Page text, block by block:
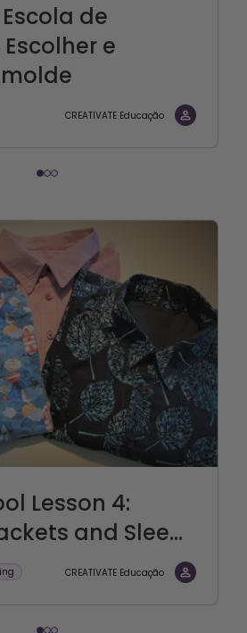
de
e
CREATIVATE Educação
Lesson 4:
and Slee...
CREATIVATE Educação